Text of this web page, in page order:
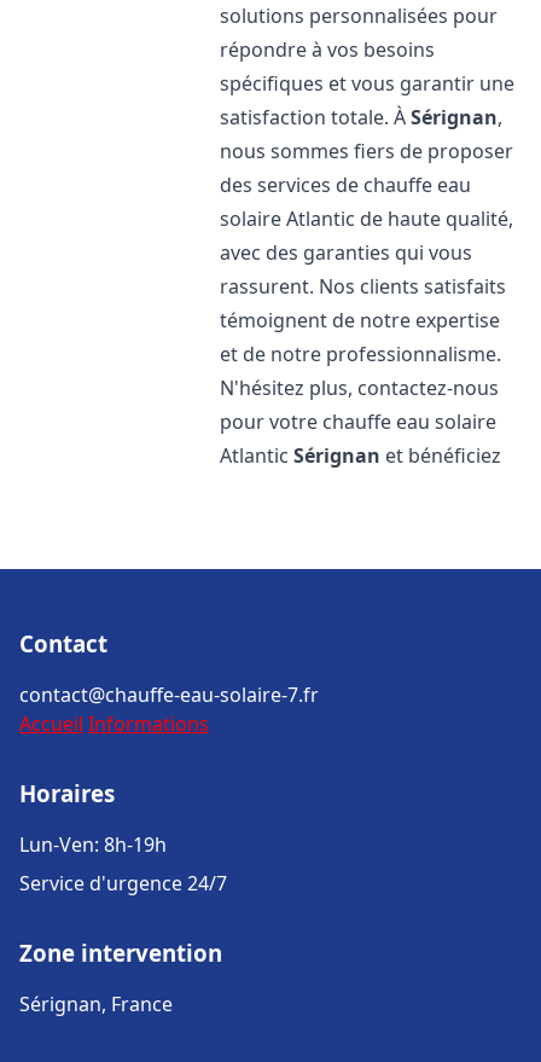
solutions personnalisées pour
répondre à vos besoins
spécifiques et vous garantir une
satisfaction totale. ÀSérignan,
nous sommes fiers de proposer
des services de chauffe eau
solaire Atlantic de haute qualité,
avec des garanties qui vous
rassurent. Nos clients satisfaits
témoignent de notre expertise
et de notre professionnalisme.
N'hésitez plus, contactez-nous
pour votre chauffe eau solaire
AtlanticSérignan et bénéficiez
Contact
contact@chauffe-eau-solaire-7.fr
Accueil Informations
Horaires
Lun-Ven: 8h-19h
Service d'urgence 24/7
Zone intervention
Sérignan, France